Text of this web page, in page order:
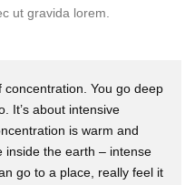
ut gravida lorem.
concentration. You go deep
It’s about intensive
is warm and
inside the earth – intense
go to a place, really feel it